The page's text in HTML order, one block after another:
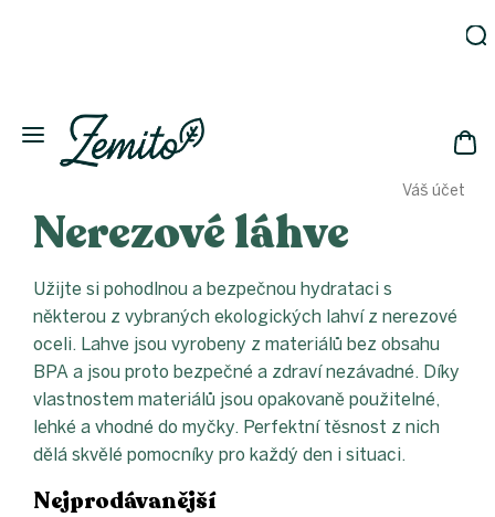
Váš účet
Eko
domácnost
Eko
Akce
Zachraň
a ušetři
Novinky
Vánoce
Přihlášení
Nerezové láhve
Užijte si pohodlnou a bezpečnou hydrataci s
některou z vybraných ekologických lahví z nerezové
oceli. Lahve jsou vyrobeny z materiálů bez obsahu
BPA a jsou proto bezpečné a zdraví nezávadné. Díky
vlastnostem materiálů jsou opakovaně použitelné,
lehké a vhodné do myčky. Perfektní těsnost z nich
dělá skvělé pomocníky pro každý den i situaci.
Nejprodávanější